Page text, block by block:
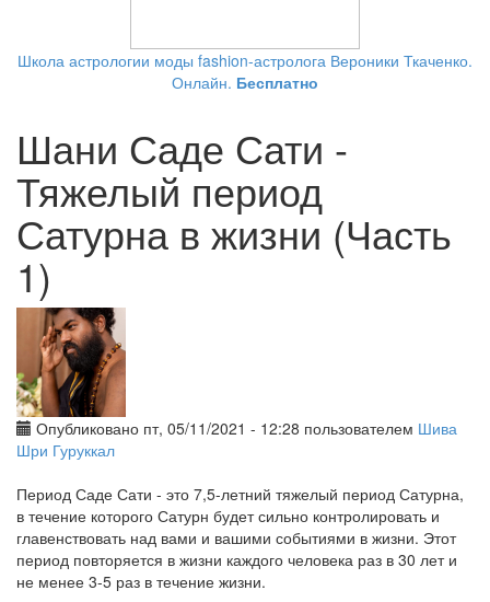
Школа астрологии моды fashion-астролога Вероники Ткаченко.
Онлайн. Бесплатно
Шани Саде Сати -
Тяжелый период
Сатурна в жизни (Часть
1)
Опубликовано пт, 05/11/2021 - 12:28 пользователем Шива
Шри Гуруккал
Период Саде Сати - это 7,5-летний тяжелый период Сатурна,
в течение которого Сатурн будет сильно контролировать и
главенствовать над вами и вашими событиями в жизни. Этот
период повторяется в жизни каждого человека раз в 30 лет и
не менее 3-5 раз в течение жизни.